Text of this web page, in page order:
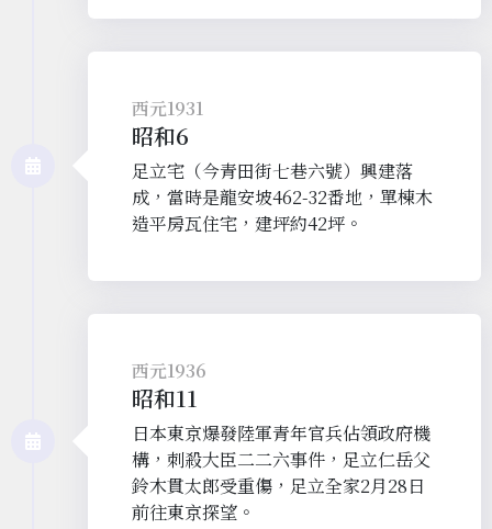
西元1931
昭和6
足立宅（今青田街七巷六號）興建落
成，當時是龍安坡462-32番地，單棟木
造平房瓦住宅，建坪約42坪。
西元1936
昭和11
日本東京爆發陸軍青年官兵佔領政府機
構，刺殺大臣二二六事件，足立仁岳父
鈴木貫太郎受重傷，足立全家2月28日
前往東京探望。